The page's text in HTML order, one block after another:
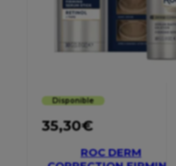
Disponible
35,30€
ROC DERM